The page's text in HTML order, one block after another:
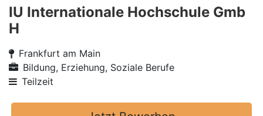
IU Internationale Hochschule Gmb
H
Frankfurt am Main
Bildung, Erziehung, Soziale Berufe
Teilzeit